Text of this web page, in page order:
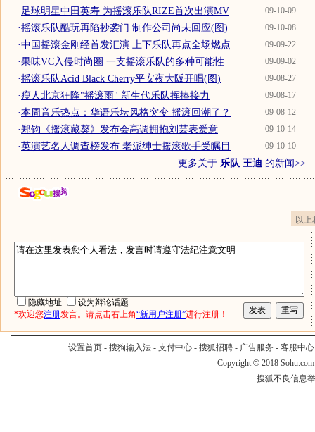
09-10-09
· 足球明星中田英寿 为摇滚乐队RIZE首次出演MV
09-10-08
·摇滚乐队酷玩再陷抄袭门 制作公司尚未回应(图)
09-09-22
·中国摇滚金刚经首发汇演 上下乐队再点全场燃点
09-09-02
·果味VC入侵时尚圈 一支摇滚乐队的多种可能性
09-08-27
·摇滚乐队Acid Black Cherry平安夜大阪开唱(图)
09-08-17
·瘦人北京狂降"摇滚雨" 新生代乐队挥捧接力
09-08-12
·本周音乐热点：华语乐坛风格突变 摇滚回潮了？
09-10-14
·郑钧《摇滚藏獒》发布会高调拥抱刘芸表爱意
09-10-10
·英演艺名人调查榜发布 老派绅士摇滚歌手受瞩目
更多关于 乐队 王迪 的新闻>>
以
隐藏地址
设为辩论话题
*欢迎您注册发言。请点击右上角“新用户注册”进行注册！
设置首页- 搜狗输入法- 支付中心- 搜狐招聘- 广告服务 - 客服中心
Copyright © 2018
搜狐不良信息